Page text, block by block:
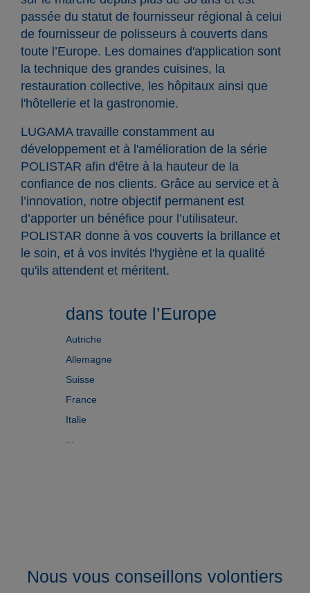
passée du statut de fournisseur régional à celui
de fournisseur de polisseurs à couverts dans
toute l’Europe. Les domaines d'application sont
la technique des grandes cuisines, la
restauration collective, les hôpitaux ainsi que
l'hôtellerie et la gastronomie.
LUGAMA travaille constamment au
développement et à l'amélioration de la série
POLISTAR afin d'être à la hauteur de la
confiance de nos clients. Grâce au service et à
l’innovation, notre objectif permanent est
d’apporter un bénéfice pour l’utilisateur.
POLISTAR donne à vos couverts la brillance et
le soin, et à vos invités l'hygiène et la qualité
qu'ils attendent et méritent.
dans toute l’Europe
Autriche
Allemagne
Suisse
France
Italie
Nous vous conseillons volontiers